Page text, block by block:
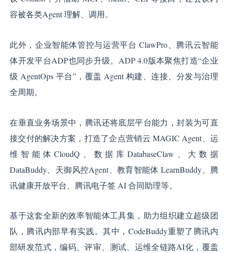
容被各类Agent 理解、调用。
此外，企业智能体管控与运营平台 ClawPro、腾讯云智能
体开发平台ADP也同步升级。ADP 4.0版本聚焦打造“企业
级 AgentOps 平台”，覆盖 Agent 构建、连接、分发与治理
全周期。
在垂直业务场景中，腾讯还将底层平台能力，封装为可直
接交付的解决方案，打造了企点营销云 MAGIC Agent、运
维智能体CloudQ、数据库DatabaseClaw、大数据
DataBuddy、天御风控Agent、教育智能体 LearnBuddy、腾
讯健康开放平台、腾讯电子签 AI 合同助理等。
基于这套全新的效率智能体工具集，助力组织建立超级团
队，腾讯内部早有实践。其中，CodeBuddy重塑了腾讯内
部研发范式，编码、评审、测试、运维全链路AI化，覆盖